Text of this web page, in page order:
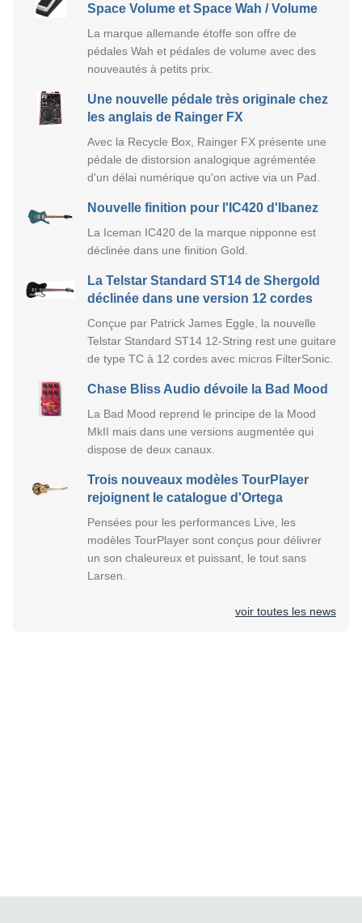
Space Volume et Space Wah / Volume
La marque allemande étoffe son offre de
pédales Wah et pédales de volume avec des
nouveautés à petits prix.
Une nouvelle pédale très originale chez
les anglais de Rainger FX
Avec la Recycle Box, Rainger FX présente une
pédale de distorsion analogique agrémentée
d'un délai numérique qu'on active via un Pad.
Nouvelle finition pour l'IC420 d'Ibanez
La Iceman IC420 de la marque nipponne est
déclinée dans une finition Gold.
La Telstar Standard ST14 de Shergold
déclinée dans une version 12 cordes
Conçue par Patrick James Eggle, la nouvelle
Telstar Standard ST14 12-String rest une guitare
de type TC à 12 cordes avec micros FilterSonic.
Chase Bliss Audio dévoile la Bad Mood
La Bad Mood reprend le principe de la Mood
MkII mais dans une versions augmentée qui
dispose de deux canaux.
Trois nouveaux modèles TourPlayer
rejoignent le catalogue d'Ortega
Pensées pour les performances Live, les
modèles TourPlayer sont conçus pour délivrer
un son chaleureux et puissant, le tout sans
Larsen.
voir toutes les news